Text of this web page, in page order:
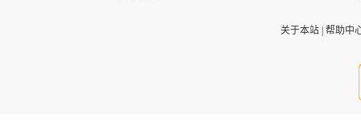
关于本站| 帮助中